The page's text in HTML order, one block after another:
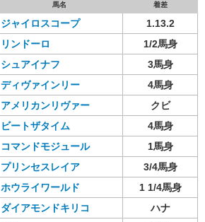
馬名 着差
ジャイロスコープ
1.13.2
リンドーロ
1/2馬身
シュアイナフ
3馬身
ディヴァインリー
4馬身
アメリカンリヴァー
クビ
ビートザタイム
4馬身
コマンドモジュール
1馬身
プリンセスレイア
3/4馬身
ホウライワールド
1 1/4馬身
ダイアモンドキリコ
ハナ